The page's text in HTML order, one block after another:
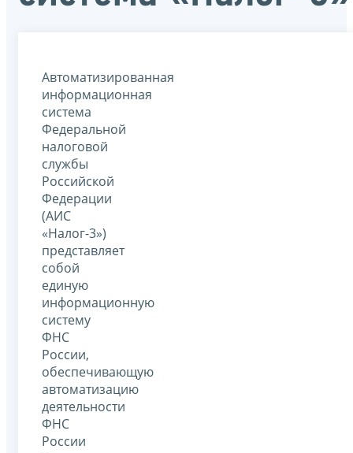
Автоматизированная
информационная
система
Федеральной
налоговой
службы
Российской
Федерации
(АИС
«Налог-3»)
представляет
собой
единую
информационную
систему
ФНС
России,
обеспечивающую
автоматизацию
деятельности
ФНС
России